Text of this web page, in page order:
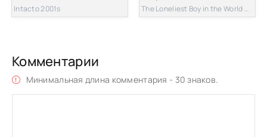
Intacto 2001s The Loneliest Boy in the World 2022s
Комментарии
Минимальная длина комментария - 30 знаков.